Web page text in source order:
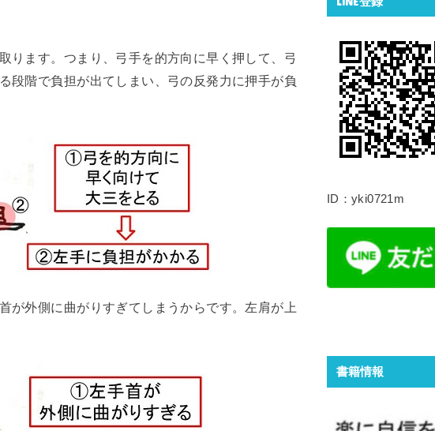
ります。つまり、弓手を的方向に早く押して、弓
段階で負担が出てしまい、弓の反発力に押手が負
が外側に曲がりすぎてしまうからです。左肩が上
ID：yki0721m
書籍情報